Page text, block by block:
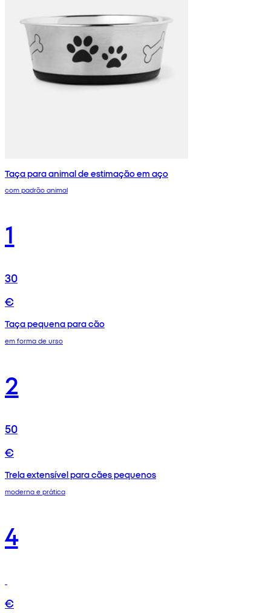
Taça para animal de estimação em aço
com padrão animal
1
30
€
Taça pequena para cão
em forma de urso
2
50
€
Trela extensível para cães pequenos
moderna e prática
4
€